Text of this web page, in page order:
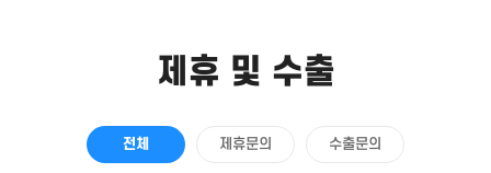
제휴 및 수출
전체 제휴문의 수출문의